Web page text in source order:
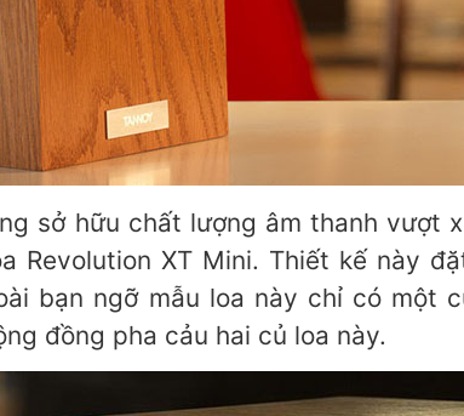
sở hữu chất lượng âm thanh vượt
Revolution XT Mini. Thiết kế này
bạn ngỡ mẫu loa này chỉ có một
đồng pha cảu hai củ loa này.